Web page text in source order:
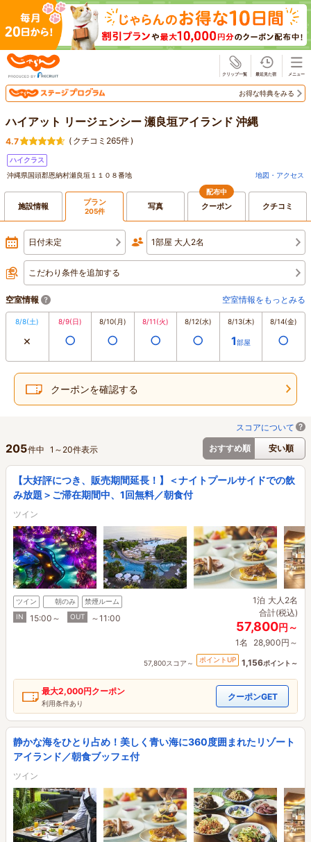
お得な特典をみる
ハイアット リージェンシー 瀬良垣アイランド 沖縄
4.7 ( クチコミ265件)
ハイクラス
沖縄県国頭郡恩納村瀬良垣１１０８番地
地図・アクセス
施設情報 プラン
205件 写真
配布中
クーポン クチコミ
日付未定 1部屋 大人2名
こだわり条件を追加する
空室情報 空室情報をもっとみる
8/8(土)
×
8/9(日)
○
8/10(月)
○
8/11(火)
○
8/12(水)
○
8/13(木)
1部屋
8/14(金)
○
クーポンを確認する
スコアについて
おすすめ順
安い順
205件中 1 ～ 20件表示
【大好評につき、販売期間延長！】＜ナイトプールサイドでの飲
み放題＞ご滞在期間中、1回無料／朝食付
ツイン
ツイン 朝のみ
禁煙ルーム
IN
15:00～ OUT ～11:00
1泊 大人2名
合計(税込)
57,800円～
1名 28,900円～
57,800スコア～ ポイントUP 1,156ポイント～
最大2,000円クーポン
利用条件あり
クーポンGET
静かな海をひとり占め！美しく青い海に360度囲まれたリゾート
アイランド／朝食ブッフェ付
ツイン